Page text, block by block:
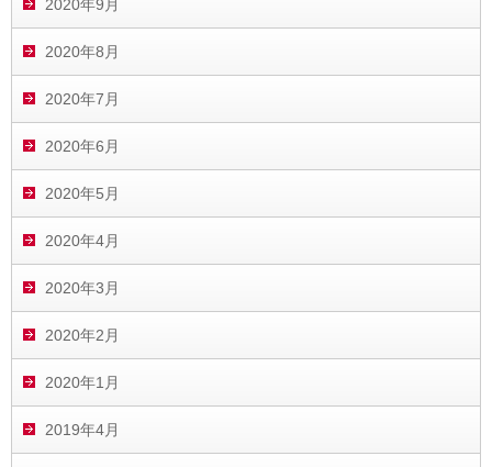
2020年9月
2020年8月
2020年7月
2020年6月
2020年5月
2020年4月
2020年3月
2020年2月
2020年1月
2019年4月